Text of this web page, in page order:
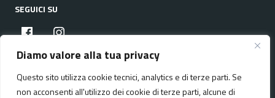
Diamo valore alla tua privacy
Questo sito utilizza cookie tecnici, analytics e di terze parti. Se
non acconsenti all'utilizzo dei cookie di terze parti, alcune di
SEGUICI SU
facebookinstagram
Media policy Mappa del sito